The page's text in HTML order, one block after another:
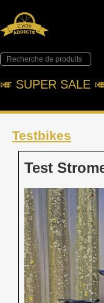
🎺︎ SUPER SALE
Testbikes
Test